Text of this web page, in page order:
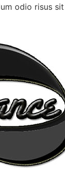
odio risus